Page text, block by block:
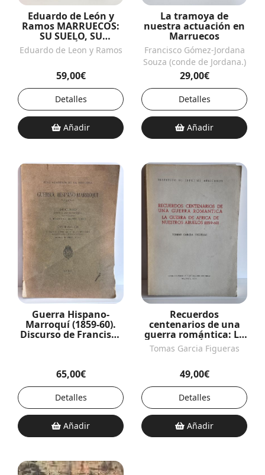
Eduardo de León y
Ramos MARRUECOS:
SU SUELO, SU
POBLACIÓN Y SU
DERECHO
Eduardo de Leon y Ramos
59,00€
Detalles
Añadir
La tramoya de
nuestra actuación en
Marruecos
Francisco Gómez-Jordana
Souza (conde de Jordana.)
29,00€
Detalles
Añadir
Guerra Hispano-
Marroquí (1859-60).
Discurso de Francisco
65,00€
Detalles
Añadir
Recuerdos
centenarios de una
guerra romántica: La
guerra de África de
nuestros abuelos
Tomas Garcia Figueras
49,00€
Detalles
Añadir